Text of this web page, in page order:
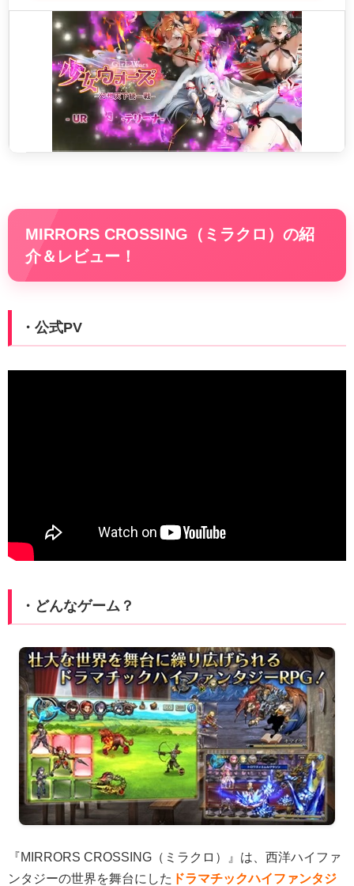
MIRRORS CROSSING（ミラクロ）の紹
介＆レビュー！
・公式PV
・どんなゲーム？
『MIRRORS CROSSING（ミラクロ）』は、西洋ハイファ
ンタジーの世界を舞台にした ドラマチックハイファンタジ